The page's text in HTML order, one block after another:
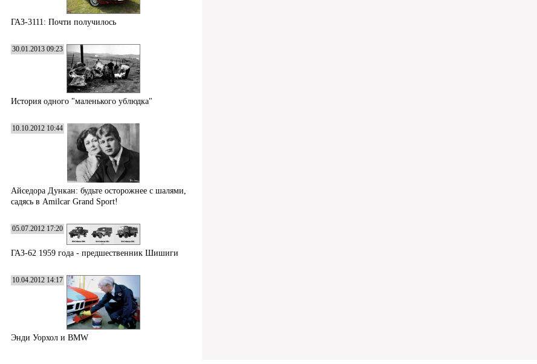
ГАЗ-3111: Почти получилось
30.01.2013 09:23
История одного "маленького ублюдка"
10.10.2012 10:44
Айседора Дункан: будьте осторожнее с шалями,
садясь в Amilcar Grand Sport!
05.07.2012 17:20
ГАЗ-62 1959 года - предшественник Шишиги
10.04.2012 14:17
Энди Уорхол и BMW